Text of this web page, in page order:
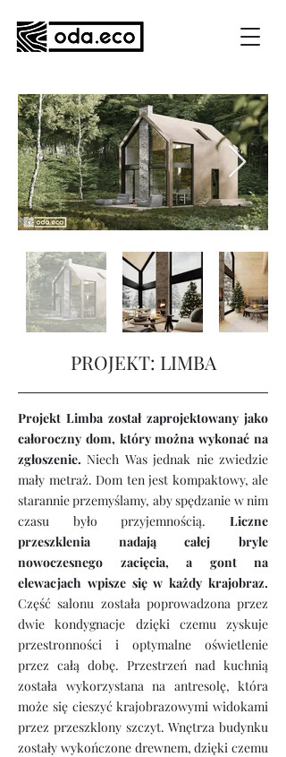
PROJEKT: LIMBA
Projekt Limba został zaprojektowany jako
całoroczny dom, który można wykonać na
zgłoszenie. Niech Was jednak nie zwiedzie
mały metraż. Dom ten jest kompaktowy, ale
starannie przemyślamy, aby spędzanie w nim
czasu było przyjemnością. Liczne
przeszklenia nadają całej bryle
nowoczesnego zacięcia, a gont na
elewacjach wpisze się w każdy krajobraz.
Część salonu została poprowadzona przez
dwie kondygnacje dzięki czemu zyskuje
przestronności i optymalne oświetlenie
przez całą dobę. Przestrzeń nad kuchnią
została wykorzystana na antresolę, która
może się cieszyć krajobrazowymi widokami
przez przeszklony szczyt. Wnętrza budynku
zostały wykończone drewnem, dzięki czemu